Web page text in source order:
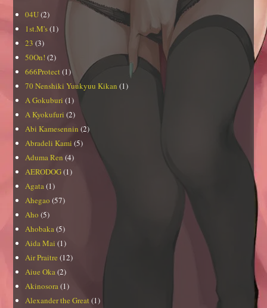
04U(2)
1st.M's(1)
23 (3)
50On! (2)
666Protect (1)
70 Nenshiki Yuukyuu Kikan (1)
A Gokuburi (1)
A Kyokufuri (2)
Abi Kamesennin (2)
Abradeli Kami (5)
Aduma Ren (4)
AERODOG(1)
Agata (1)
Ahegao (57)
Aho (5)
Ahobaka (5)
Aida Mai (1)
Air Praitre (12)
Aiue Oka (2)
Akinosora (1)
Alexander the Great (1)